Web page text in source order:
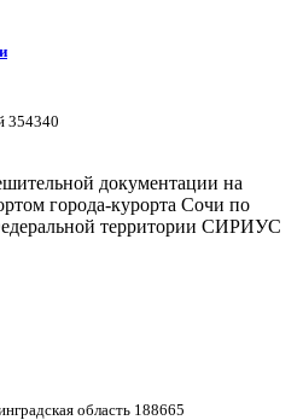
354340
документации на
города-курорта Сочи по
территории СИРИУС
область 188665